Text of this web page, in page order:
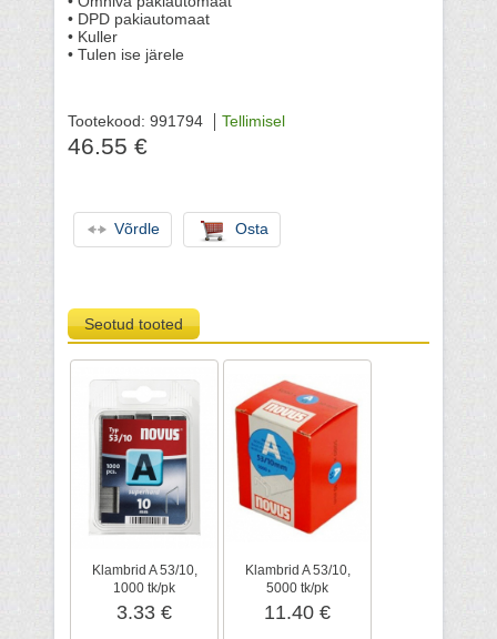
• DPD pakiautomaat
• Kuller
• Tulen ise järele
Tootekood: 991794 Tellimisel
46.55 €
Võrdle Osta
Seotud tooted
Klambrid A 53/10,
1000 tk/pk
3.33 €
Klambrid A 53/10,
5000 tk/pk
11.40 €